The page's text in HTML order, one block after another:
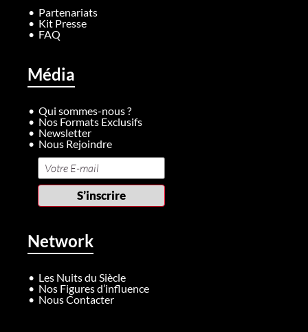
Partenariats
Kit Presse
FAQ
Média
Qui sommes-nous ?
Nos Formats Exclusifs
Newsletter
Nous Rejoindre
Network
Les Nuits du Siècle
Nos Figures d’influence
Nous Contacter